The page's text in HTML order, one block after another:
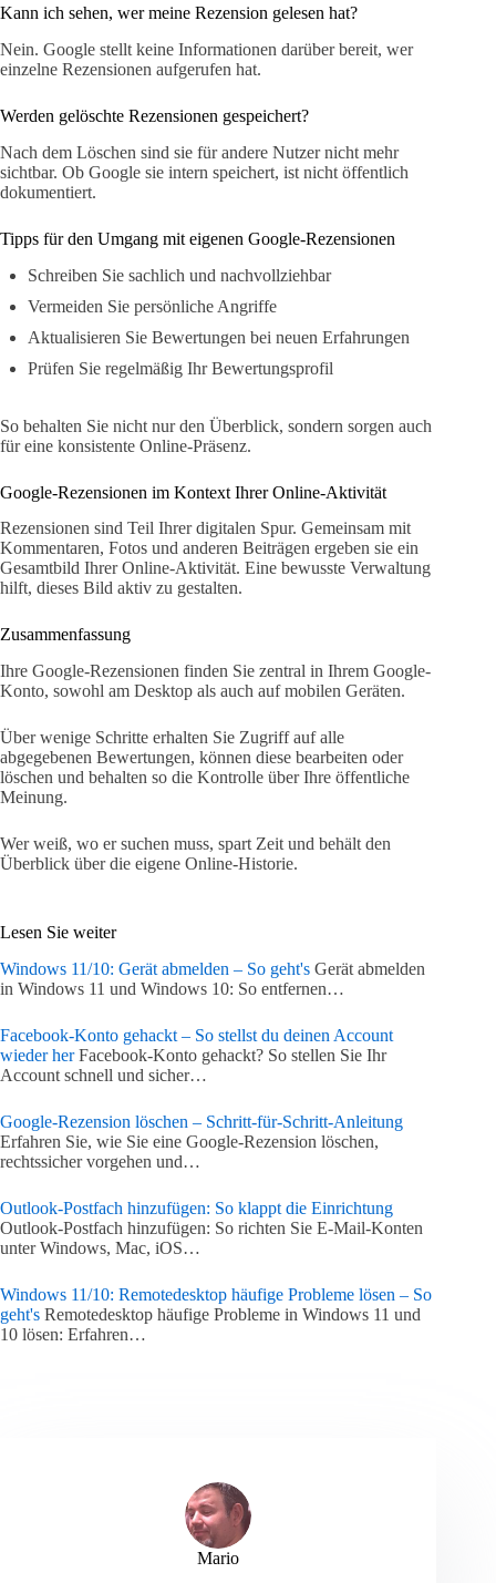
Kann ich sehen, wer meine Rezension gelesen hat?
Nein. Google stellt keine Informationen darüber bereit, wer
einzelne Rezensionen aufgerufen hat.
Werden gelöschte Rezensionen gespeichert?
Nach dem Löschen sind sie für andere Nutzer nicht mehr
sichtbar. Ob Google sie intern speichert, ist nicht öffentlich
dokumentiert.
Tipps für den Umgang mit eigenen Google-Rezensionen
Schreiben Sie sachlich und nachvollziehbar
Vermeiden Sie persönliche Angriffe
Aktualisieren Sie Bewertungen bei neuen Erfahrungen
Prüfen Sie regelmäßig Ihr Bewertungsprofil
So behalten Sie nicht nur den Überblick, sondern sorgen auch
für eine konsistente Online-Präsenz.
Google-Rezensionen im Kontext Ihrer Online-Aktivität
Rezensionen sind Teil Ihrer digitalen Spur. Gemeinsam mit
Kommentaren, Fotos und anderen Beiträgen ergeben sie ein
Gesamtbild Ihrer Online-Aktivität. Eine bewusste Verwaltung
hilft, dieses Bild aktiv zu gestalten.
Zusammenfassung
Ihre Google-Rezensionen finden Sie zentral in Ihrem Google-
Konto, sowohl am Desktop als auch auf mobilen Geräten.
Über wenige Schritte erhalten Sie Zugriff auf alle
abgegebenen Bewertungen, können diese bearbeiten oder
löschen und behalten so die Kontrolle über Ihre öffentliche
Meinung.
Wer weiß, wo er suchen muss, spart Zeit und behält den
Überblick über die eigene Online-Historie.
Lesen Sie weiter
Windows 11/10: Gerät abmelden – So geht's Gerät abmelden
in Windows 11 und Windows 10: So entfernen…
Facebook-Konto gehackt – So stellst du deinen Account
wieder herFacebook-Konto gehackt? So stellen Sie Ihr
Account schnell und sicher…
Google-Rezension löschen – Schritt-für-Schritt-Anleitung
Erfahren Sie, wie Sie eine Google-Rezension löschen,
rechtssicher vorgehen und…
Outlook-Postfach hinzufügen: So klappt die Einrichtung
Outlook-Postfach hinzufügen: So richten Sie E-Mail-Konten
unter Windows, Mac, iOS…
Windows 11/10: Remotedesktop häufige Probleme lösen – So
geht's Remotedesktop häufige Probleme in Windows 11 und
10 lösen: Erfahren…
Mario